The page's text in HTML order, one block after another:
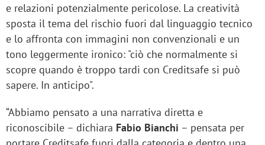
e relazioni potenzialmente pericolose. La creatività
sposta il tema del rischio fuori dal linguaggio tecnico
e lo affronta con immagini non convenzionali e un
tono leggermente ironico: "ciò che normalmente si
scopre quando è troppo tardi con Creditsafe si può
sapere. In anticipo".
“Abbiamo pensato a una narrativa diretta e
riconoscibile – dichiara Fabio Bianchi – pensata per